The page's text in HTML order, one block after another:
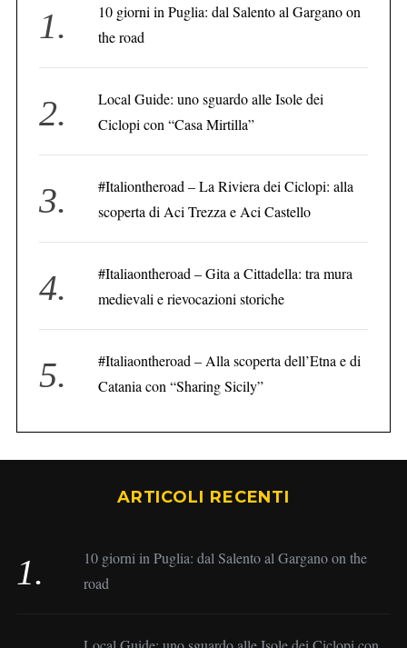
10 giorni in Puglia: dal Salento al Gargano on
the road
Local Guide: uno sguardo alle Isole dei
Ciclopi con “Casa Mirtilla”
#Italiontheroad – La Riviera dei Ciclopi: alla
scoperta di Aci Trezza e Aci Castello
#Italiaontheroad – Gita a Cittadella: tra mura
medievali e rievocazioni storiche
#Italiaontheroad – Alla scoperta dell’Etna e di
Catania con “Sharing Sicily”
ARTICOLI RECENTI
10 giorni in Puglia: dal Salento al Gargano on the
road